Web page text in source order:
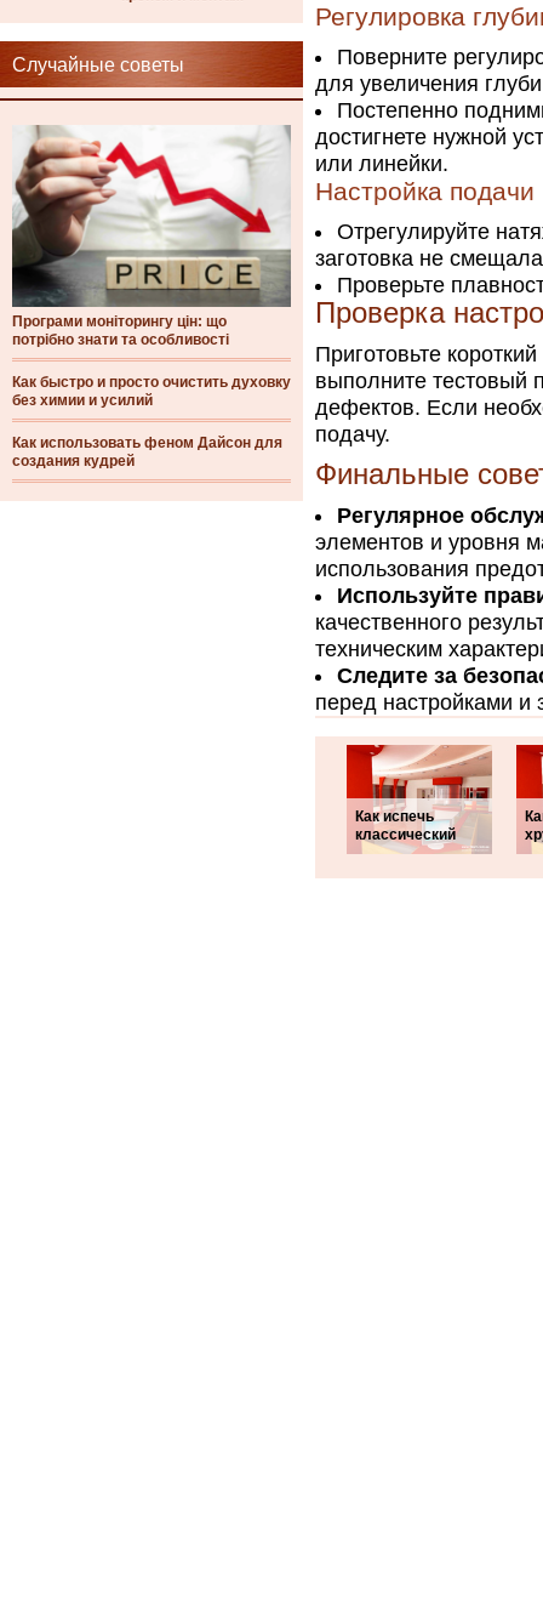
Случайные советы
Програми моніторингу цін: що
потрібно знати та особливості
Как быстро и просто очистить духовку
без химии и усилий
Как использовать феном Дайсон для
создания кудрей
Регулировка
Поверните
для увеличения
Постепенно
достигнете нужной
или линейки.
Настройка
Отрегулируйте
заготовка не
Проверьте
Проверка
Приготовьте
выполните тестовый
дефектов. Если
подачу.
Финальные
Регулярное
элементов и уровня
использования
Используйте
качественного
техническим
Следите за
перед настройками и
Как испечь
классический